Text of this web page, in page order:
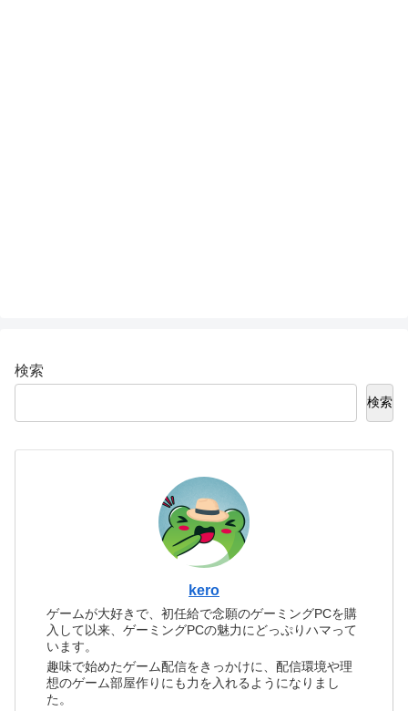
検索
検索
kero
ゲームが大好きで、初任給で念願のゲーミングPCを購
入して以来、ゲーミングPCの魅力にどっぷりハマって
います。
趣味で始めたゲーム配信をきっかけに、配信環境や理
想のゲーム部屋作りにも力を入れるようになりまし
た。